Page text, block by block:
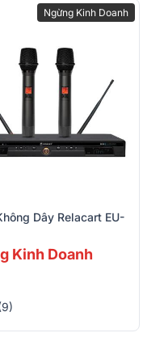
Ngừng Kinh Doanh
Dây Relacart EU-
Kinh Doanh